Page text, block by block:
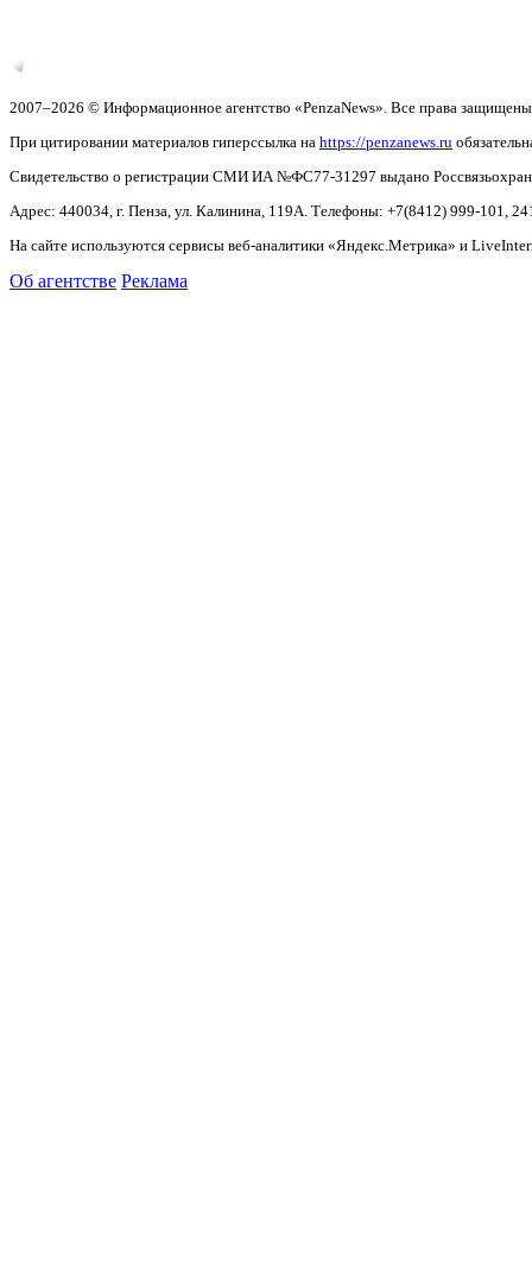
2007–2026 © Информационное агентство «PenzaNews». Все права
При цитировании материалов гиперссылка на https://penzanews.ru
Свидетельство о регистрации СМИ ИА №ФС77-31297 выдано
Адрес: 440034, г. Пенза, ул. Калинина, 119А. Телефоны: +7(8412) 999-101,
На сайте используются сервисы веб-аналитики «Яндекс.Метрика» и
Об агентстве Реклама